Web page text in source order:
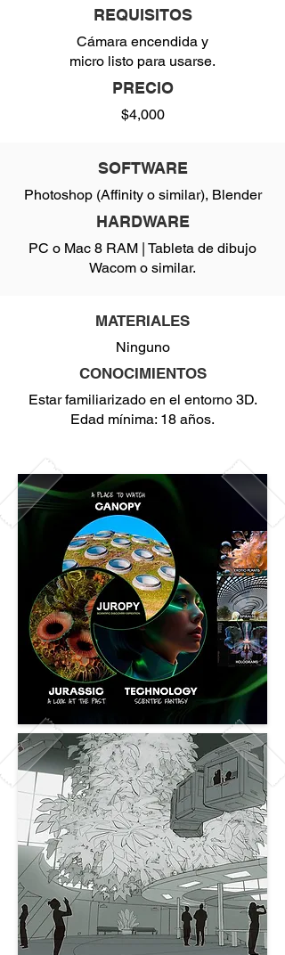
REQUISITOS
Cámara encendida y
micro listo para usarse.
PRECIO
$4,000
SOFTWARE
Photoshop (Affinity o similar), Blender
HARDWARE
PC o Mac 8 RAM | Tableta de dibujo
Wacom o similar.
MATERIALES
Ninguno
CONOCIMIENTOS
Estar familiarizado en el entorno 3D.
Edad mínima: 18 años.